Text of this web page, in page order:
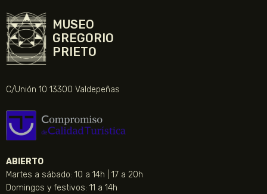
MUSEO
GREGORIO
PRIETO
C/Unión 10 13300 Valdepeñas
ABIERTO
Martes a sábado: 10 a 14h | 17 a 20h
Domingos y festivos: 11 a 14h